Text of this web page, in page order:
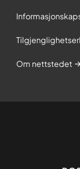
Om nettstedet